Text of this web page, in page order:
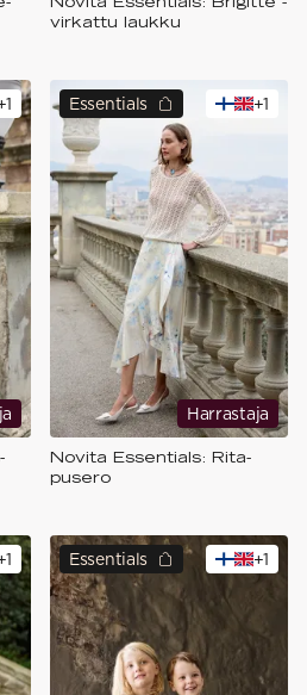
virkattu laukku
1 +1
Harrastaja
Essentials
Novita Essentials: Rita-
pusero
1 +1
Essentials